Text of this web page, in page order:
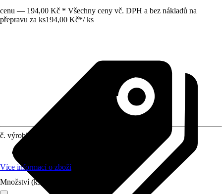
cenu — 194,00 Kč * Všechny ceny vč. DPH a bez nákladů na
přepravu za ks194,00 Kč*/ ks
č. výrobku
Více informací o zboží
Množství (ks)